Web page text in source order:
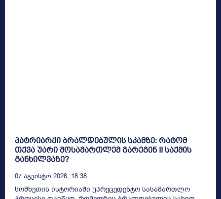
პატრიარქი ბრალდებულის სკამზე: რატომ
თქვა უარი მოსამართლემ გარეგინ II საქმის
განხილვაზე?
07 Აგვისტო 2026, 18:38
სომხეთის ისტორიაში უპრეცედენტო სასამართლო